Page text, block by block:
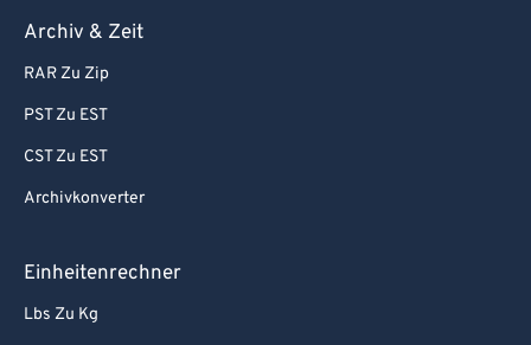
Archiv & Zeit
RAR Zu Zip
PST Zu EST
CST Zu EST
Archivkonverter
Einheitenrechner
Lbs Zu Kg